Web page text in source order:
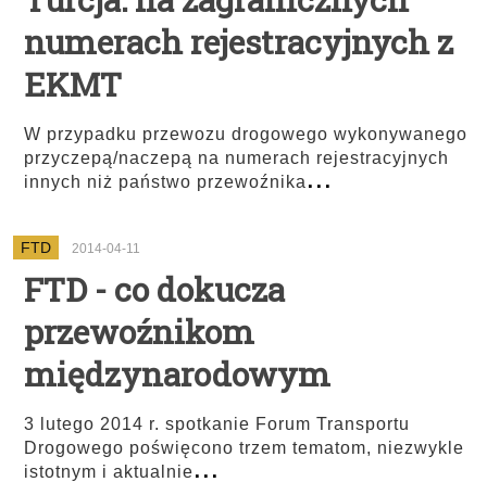
numerach rejestracyjnych z
EKMT
W przypadku przewozu drogowego wykonywanego
przyczepą/naczepą na numerach rejestracyjnych
innych niż państwo przewoźnika...
FTD 2014-04-11
FTD - co dokucza
przewoźnikom
międzynarodowym
3 lutego 2014 r. spotkanie Forum Transportu
Drogowego poświęcono trzem tematom, niezwykle
istotnym i aktualnie...